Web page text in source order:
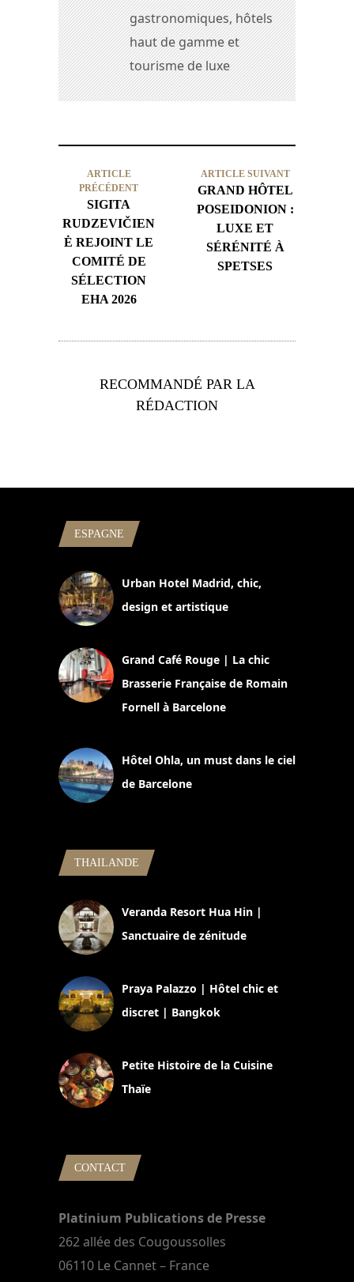
gastronomiques, hôtels
haut de gamme et
tourisme de luxe
ARTICLE
PRÉCÉDENT
SIGITA
RUDZEVIČIEN
Ė REJOINT LE
COMITÉ DE
SÉLECTION
EHA 2026
ARTICLE SUIVANT
GRAND HÔTEL
POSEIDONION :
LUXE ET
SÉRÉNITÉ À
SPETSES
RECOMMANDÉ PAR LA
RÉDACTION
ESPAGNE
Urban Hotel Madrid, chic,
design et artistique
Grand Café Rouge | La chic
Brasserie Française de Romain
Fornell à Barcelone
Hôtel Ohla, un must dans le ciel
de Barcelone
THAILANDE
Veranda Resort Hua Hin |
Sanctuaire de zénitude
Praya Palazzo | Hôtel chic et
discret | Bangkok
Petite Histoire de la Cuisine
Thaïe
CONTACT
Platinium Publications de Presse
262 allée des Cougoussolles
06110 Le Cannet – France